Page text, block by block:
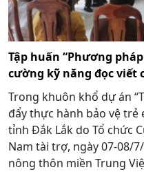
Tập huấn “Phương
cường kỹ năng đọc viết
Trong khuôn khổ dự án
đẩy thực hành bảo vệ trẻ
tỉnh Đắk Lắk do Tổ chức
Nam tài trợ, ngày 07-08/
nông thôn miền Trung